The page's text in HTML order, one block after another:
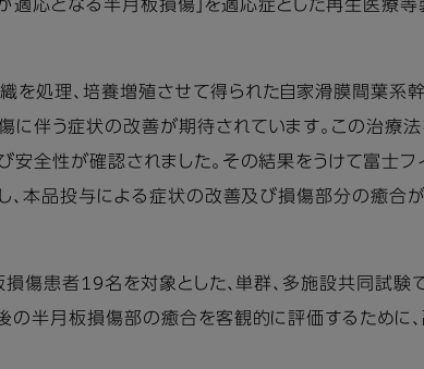
適応となる半月板損傷」を適応症とした再生医療
を処理、培養増殖させて得られた自家滑膜間葉系
に伴う症状の改善が期待されています。この治
安全性が確認されました。その結果をうけて富
本品投与による症状の改善及び損傷部分の癒合
傷患者19名を対象とした、単群、多施設共同試験
の半月板損傷部の癒合を客観的に評価するために